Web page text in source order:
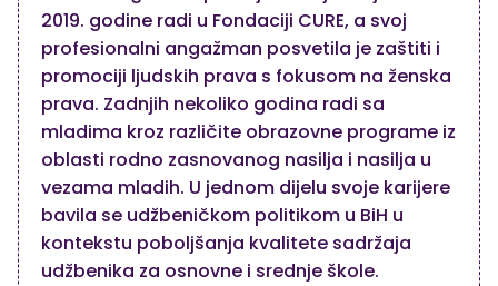
2019. godine radi u Fondaciji CURE, a svoj
profesionalni angažman posvetila je zaštiti i
promociji ljudskih prava s fokusom na ženska
prava. Zadnjih nekoliko godina radi sa
mladima kroz različite obrazovne programe iz
oblasti rodno zasnovanog nasilja i nasilja u
vezama mladih. U jednom dijelu svoje karijere
bavila se udžbeničkom politikom u BiH u
kontekstu poboljšanja kvalitete sadržaja
udžbenika za osnovne i srednje škole.